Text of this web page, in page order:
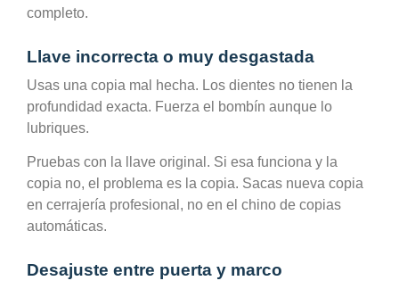
completo.
Llave incorrecta o muy desgastada
Usas una copia mal hecha. Los dientes no tienen la
profundidad exacta. Fuerza el bombín aunque lo
lubriques.
Pruebas con la llave original. Si esa funciona y la
copia no, el problema es la copia. Sacas nueva copia
en cerrajería profesional, no en el chino de copias
automáticas.
Desajuste entre puerta y marco